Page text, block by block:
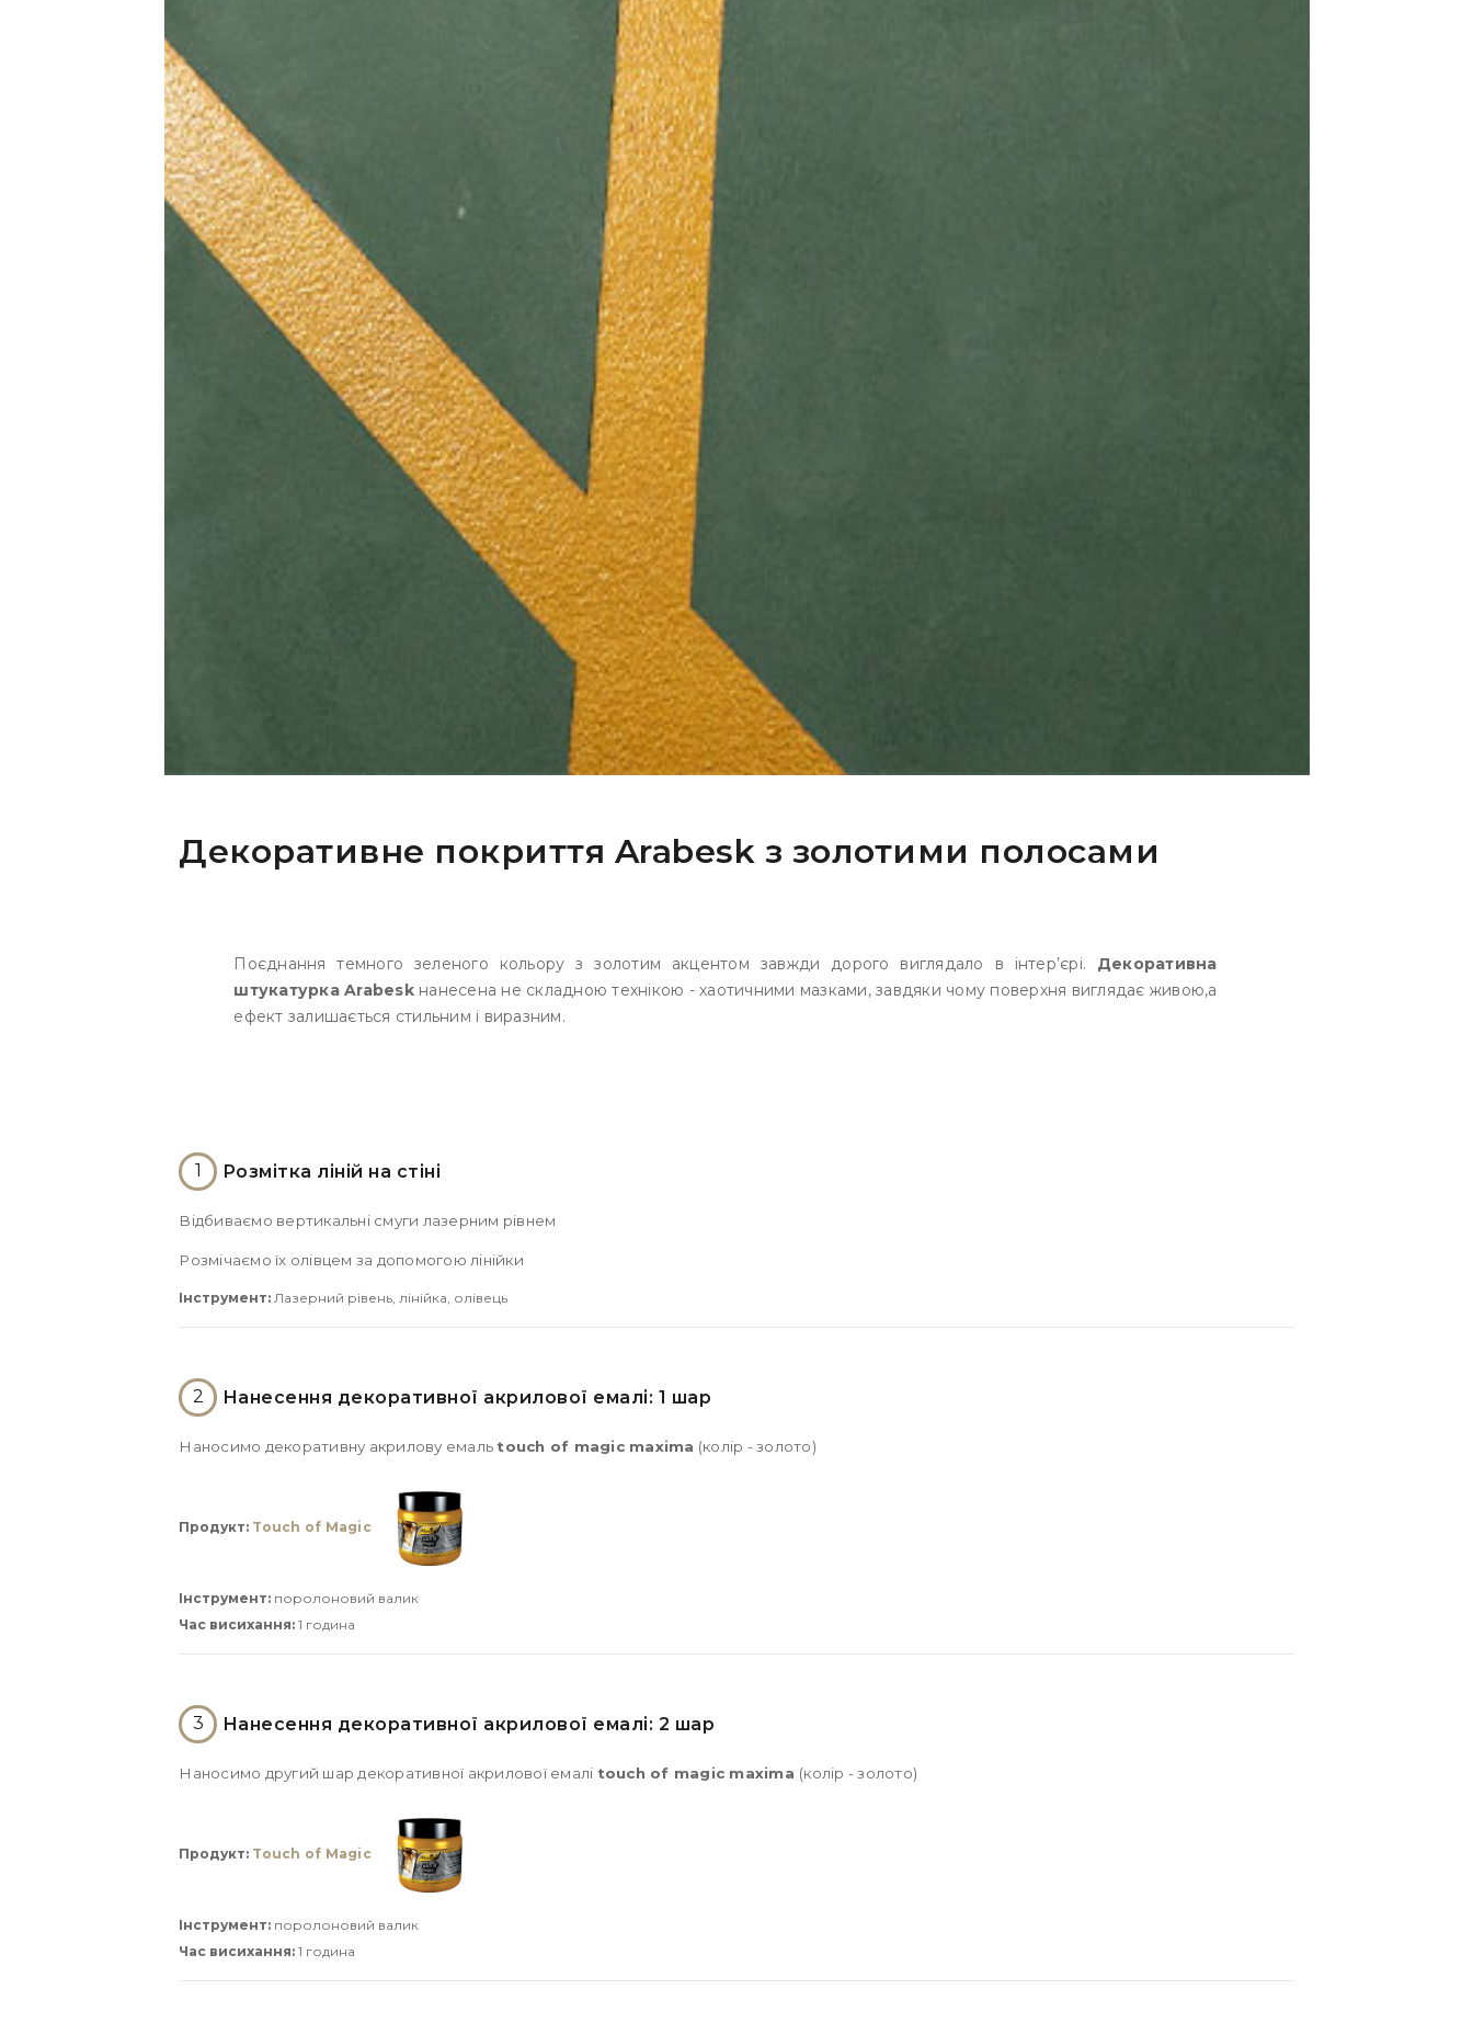
Декоративне покриття Arabesk з золотими полосами
Поєднання темного зеленого кольору з золотим акцентом завжди дорого виглядало в інтер’єрі. Декоративна
штукатурка Arabeskнанесена не складною технікою - хаотичними мазками, завдяки чому поверхня виглядає живою,а
ефект залишається стильним і виразним.
1 Розмітка ліній на стіні
Відбиваємо вертикальні смуги лазерним рівнем
Розмічаємо їх олівцем за допомогою лінійки
Інструмент: Лазерний рівень, лінійка, олівець
2 Нанесення декоративної акрилової емалі: 1 шар
Наносимо декоративну акрилову емаль touch of magic maxima (колір - золото)
Продукт: Touch of Magic
Інструмент: поролоновий валик
Час висихання:1 година
3 Нанесення декоративної акрилової емалі: 2 шар
Наносимо другий шар декоративної акрилової емалі touch of magic maxima (колір - золото)
Продукт: Touch of Magic
Інструмент: поролоновий валик
Час висихання:1 година